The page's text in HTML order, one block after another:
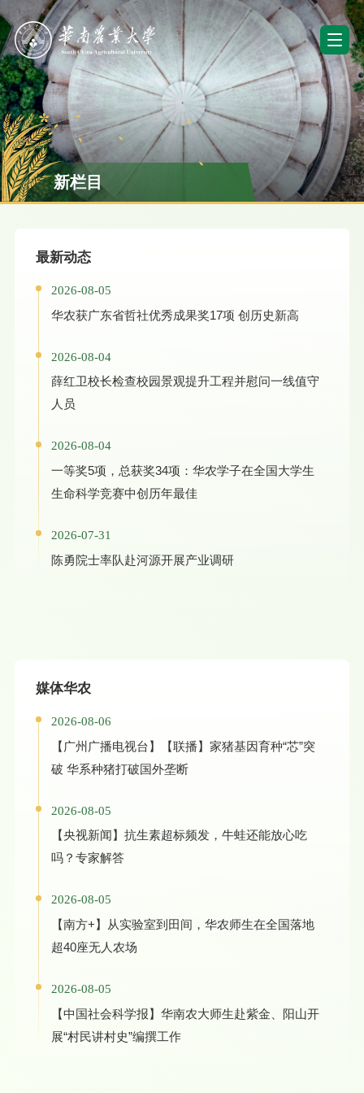
新栏目
最新动态
2026-08-05
华农获广东省哲社优秀成果奖17项 创历史新高
2026-08-04
薛红卫校长检查校园景观提升工程并慰问一线值守
人员
2026-08-04
一等奖5项，总获奖34项：华农学子在全国大学生
生命科学竞赛中创历年最佳
2026-07-31
陈勇院士率队赴河源开展产业调研
媒体华农
2026-08-06
【广州广播电视台】【联播】家猪基因育种“芯”突
破 华系种猪打破国外垄断
2026-08-05
【央视新闻】抗生素超标频发，牛蛙还能放心吃
吗？专家解答
2026-08-05
【南方+】从实验室到田间，华农师生在全国落地
超40座无人农场
2026-08-05
【中国社会科学报】华南农大师生赴紫金、阳山开
展“村民讲村史”编撰工作